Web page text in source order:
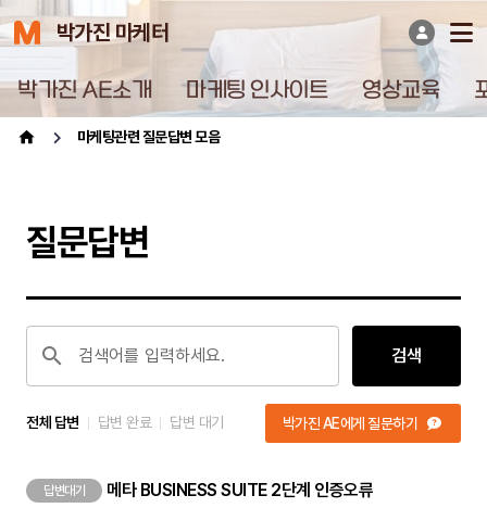
박가진 마케터
박가진 AE소개 마케팅 인사이트 영상교육
마케팅관련 질문답변 모음
질문답변
검색어를 입력하세요. 검색
전체 답변 답변 완료 답변 대기 박가진 AE에게 질문하기
답변대기 메타 BUSINESS SUITE 2단계 인증오류